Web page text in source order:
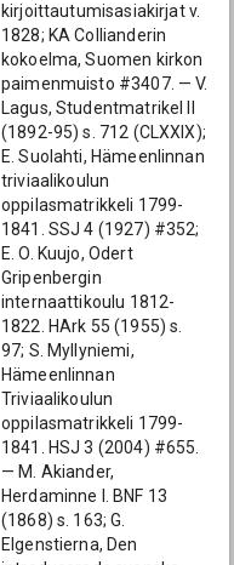
kirjoittautumisasiakirjat v.
1828; KA Collianderin
kokoelma, Suomen kirkon
paimenmuisto #3407. — V.
Lagus, Studentmatrikel II
(1892-95) s. 712 (CLXXIX);
E. Suolahti, Hämeenlinnan
triviaalikoulun
oppilasmatrikkeli 1799-
1841. SSJ 4 (1927) #352;
E. O. Kuujo, Odert
Gripenbergin
internaattikoulu 1812-
1822. HArk 55 (1955) s.
97; S. Myllyniemi,
Hämeenlinnan
Triviaalikoulun
oppilasmatrikkeli 1799-
1841. HSJ 3 (2004) #655.
— M. Akiander,
Herdaminne I. BNF 13
(1868) s. 163; G.
Elgenstierna, Den